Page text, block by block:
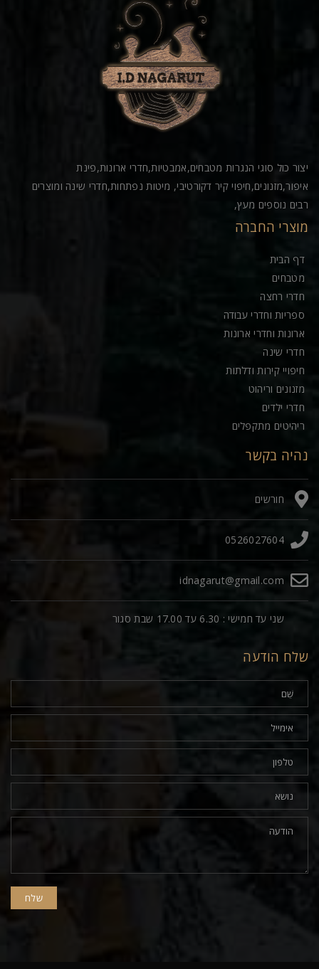
יצור כול סוגי הנגרות מטבחים,אמבטיות,חדרי ארונות,פינת
איפור,מזנונים,חיפוי קיר דקורטיבי, מיטות נפתחות,חדרי שינה ומוצרים
רבים נוספים מעץ,
מוצרי החברה
דף הבית
מטבחים
חדרי רחצה
ספריות וחדרי עבודה
ארונות וחדרי ארונות
חדרי שינה
חיפויי קירות ודלתות
מזנונים וריהוט
חדרי ילדים
ריהיטים מתקפלים
נהיה בקשר
חורשים
0526027604
idnagarut@gmail.com
שני עד חמישי : 6.30 עד 17.00 שבת סגור
שלח הודעה